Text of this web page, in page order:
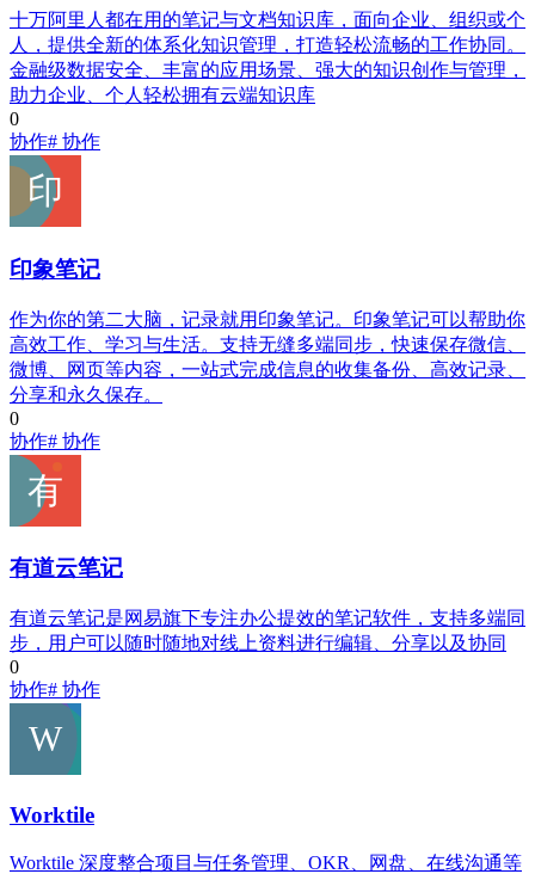
十万阿里人都在用的笔记与文档知识库，面向企业、组织或个
人，提供全新的体系化知识管理，打造轻松流畅的工作协同。
金融级数据安全、丰富的应用场景、强大的知识创作与管理，
助力企业、个人轻松拥有云端知识库
0
协作# 协作
印象笔记
作为你的第二大脑，记录就用印象笔记。印象笔记可以帮助你
高效工作、学习与生活。支持无缝多端同步，快速保存微信、
微博、网页等内容，一站式完成信息的收集备份、高效记录、
分享和永久保存。
0
协作# 协作
有道云笔记
有道云笔记是网易旗下专注办公提效的笔记软件，支持多端同
步，用户可以随时随地对线上资料进行编辑、分享以及协同
0
协作# 协作
Worktile
Worktile 深度整合项目与任务管理、OKR、网盘、在线沟通等